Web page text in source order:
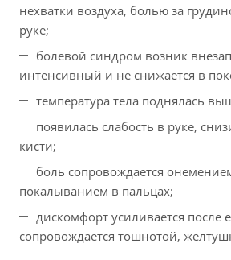
нехватки воздуха, болью за
руке;
болевой синдром возник
интенсивный и не снижается в
температура тела поднялась
появилась слабость в руке,
кисти;
боль сопровождается
покалыванием в пальцах;
дискомфорт усиливается после
сопровождается тошнотой,